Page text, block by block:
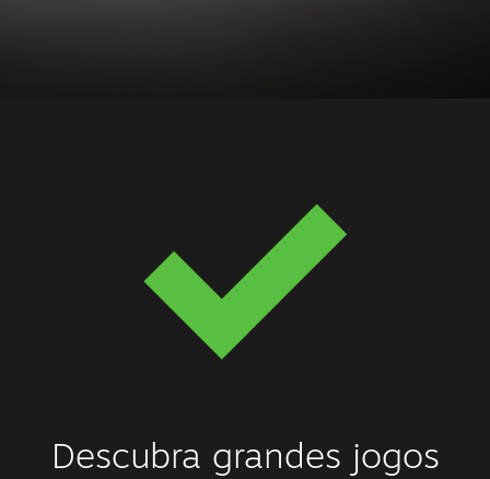
Descubra grandes jogos